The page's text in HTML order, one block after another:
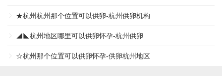
★杭州杭州那个位置可以供卵-杭州供卵机构
◢◣杭州地区哪里可以供卵怀孕-杭州供卵
☆杭州那个位置可以供卵怀孕-供卵杭州地区